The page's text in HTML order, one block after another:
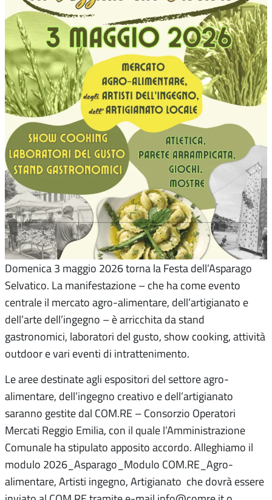
Domenica 3 maggio 2026 torna la Festa dell’Asparago
Selvatico. La manifestazione – che ha come evento
centrale il mercato agro-alimentare, dell’artigianato e
dell’arte dell’ingegno – è arricchita da stand
gastronomici, laboratori del gusto, show cooking, attività
outdoor e vari eventi di intrattenimento.
Le aree destinate agli espositori del settore agro-
alimentare, dell’ingegno creativo e dell’artigianato
saranno gestite dal COM.RE – Consorzio Operatori
Mercati Reggio Emilia, con il quale l’Amministrazione
Comunale ha stipulato apposito accordo. Alleghiamo il
modulo 2026_Asparago_Modulo COM.RE_Agro-
alimentare, Artisti ingegno, Artigianato che dovrà essere